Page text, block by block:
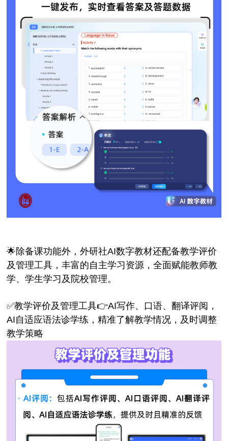
🌟除备课功能外，外研社AI数字教材还配备教学评价
及管理工具，丰富的自主学习资源，全面赋能教师教
学、学生学习及院校管理。
✅教学评价及管理工具👉AI写作、口语、翻译评阅，
AI自适应语法诊学练，精准了解教学情况，及时调整
教学策略